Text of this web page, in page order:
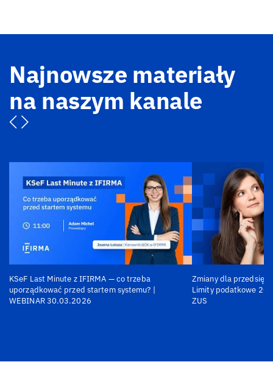
Najnowsze materiały
na naszym kanale
KSeF Last Minute z IFIRMA — co trzeba
uporządkować przed startem systemu? |
WEBINAR 30.03.2026
Zmiany dla
Limity podatkowe
ZUS